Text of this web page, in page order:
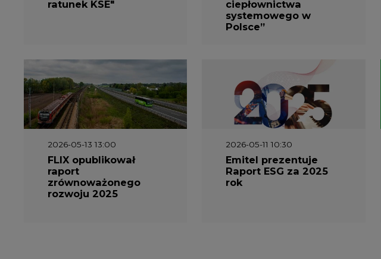
ratunek KSE"
ciepłownictwa
systemowego w
Polsce”
2026-05-13 13:00
FLIX opublikował
raport
zrównoważonego
rozwoju 2025
2026-05-11 10:30
Emitel prezentuje
Raport ESG za 2025
rok